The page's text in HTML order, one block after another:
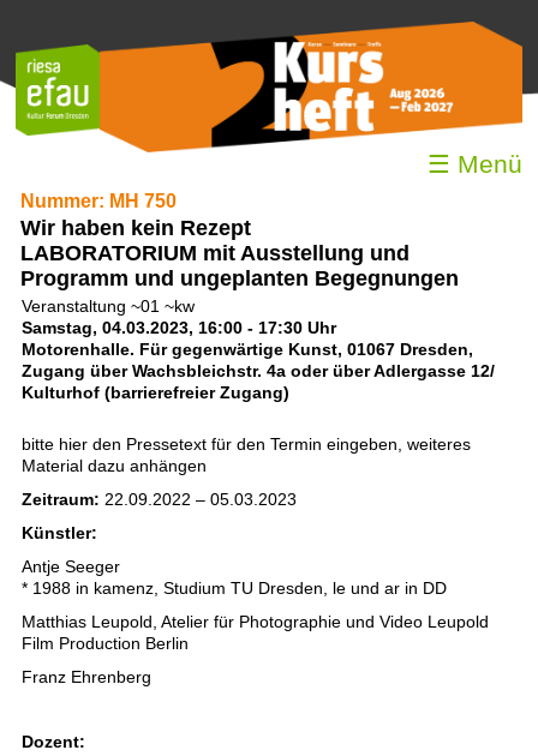
☰ Menü
Nummer: MH 750
Wir haben kein Rezept
LABORATORIUM mit Ausstellung und
Programm und ungeplanten Begegnungen
Veranstaltung ~01 ~kw
Samstag, 04.03.2023, 16:00 - 17:30 Uhr
Motorenhalle. Für gegenwärtige Kunst, 01067 Dresden,
Zugang über Wachsbleichstr. 4a oder über Adlergasse 12/
Kulturhof (barrierefreier Zugang)
bitte hier den Pressetext für den Termin eingeben, weiteres
Material dazu anhängen
Zeitraum: 22.09.2022 – 05.03.2023
Künstler:
Antje Seeger
* 1988 in kamenz, Studium TU Dresden, le und ar in DD
Matthias Leupold, Atelier für Photographie und Video Leupold
Film Production Berlin
Franz Ehrenberg
Dozent: